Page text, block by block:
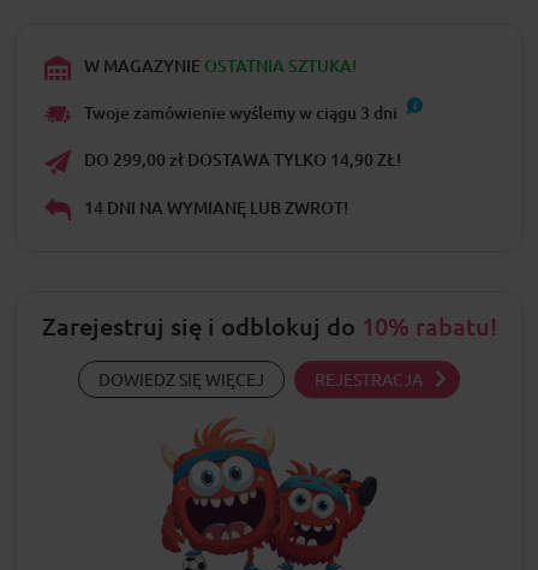
W MAGAZYNIE OSTATNIA SZTUKA!
Twoje zamówienie wyślemy w ciągu 3 dni
DO 299,00 zł DOSTAWA TYLKO 14,90 ZŁ!
14 DNI NA WYMIANĘ LUB ZWROT!
Zarejestruj się i odblokuj do 10% rabatu!
DOWIEDZ SIĘ WIĘCEJ REJESTRACJA